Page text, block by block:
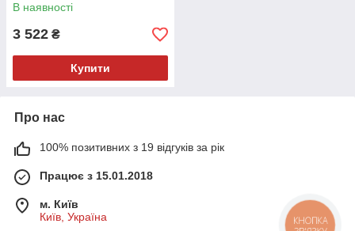
В наявності
3 522 ₴
Купити
Про нас
100% позитивних з 19 відгуків за рік
Працює з 15.01.2018
м. Київ
Київ, Україна